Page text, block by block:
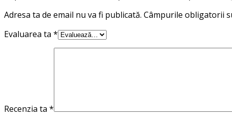
Adresa ta de email nu va fi publicată. Câmpurile obligatorii
Evaluarea ta *
Recenzia ta *